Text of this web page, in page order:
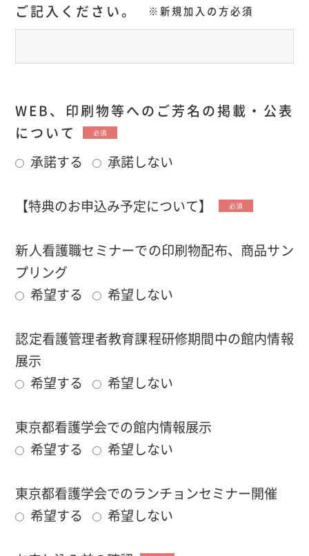
ご記入ください。
※新規加入の方必須
WEB、印刷物等へのご芳名の掲載・公表
について
必須
承諾する 承諾しない
【特典のお申込み予定について】 必須
新人看護職セミナーでの印刷物配布、商品サン
プリング
希望する
希望しない
認定看護管理者教育課程研修期間中の館内情報
展示
希望する
希望しない
東京都看護学会での館内情報展示
希望する
希望しない
東京都看護学会でのランチョンセミナー開催
希望する
希望しない